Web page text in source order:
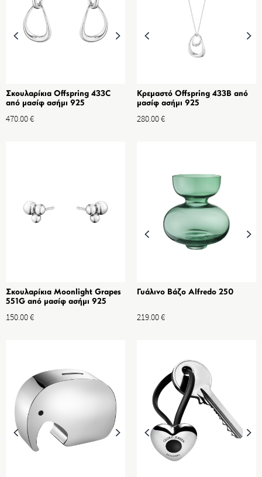
Σκουλαρίκια Offspring 433C
από μασίφ ασήμι 925
470.00€
Κρεμαστό Offspring 433B από
μασίφ ασήμι 925
280.00€
Σκουλαρίκια Moonlight Grapes
551G από μασίφ ασήμι 925
150.00€
Γυάλινο Βάζο Alfredo 250
219.00€